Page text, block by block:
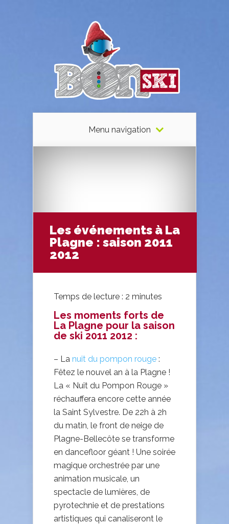
Menu navigation
Les événements à La
Plagne : saison 2011
2012
Temps de lecture : 2 minutes
Les moments forts de
La Plagne pour la saison
de ski 2011 2012 :
– La nuit du pompon rouge :
Fêtez le nouvel an à la Plagne !
La « Nuit du Pompon Rouge »
réchauffera encore cette année
la Saint Sylvestre. De 22h à 2h
du matin, le front de neige de
Plagne-Bellecôte se transforme
en dancefloor géant ! Une soirée
magique orchestrée par une
animation musicale, un
spectacle de lumières, de
pyrotechnie et de prestations
artistiques qui canaliseront le